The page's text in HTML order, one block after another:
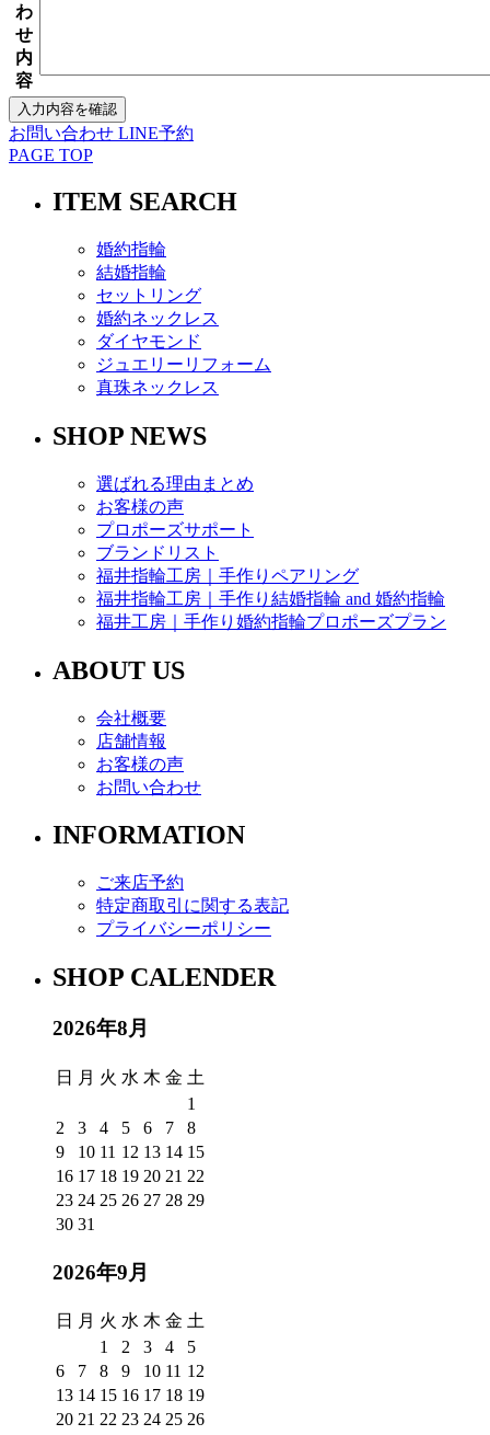
わ
せ
内
容
お問い合わせ LINE予約
PAGE TOP
ITEM SEARCH
婚約指輪
結婚指輪
セットリング
婚約ネックレス
ダイヤモンド
ジュエリーリフォーム
真珠ネックレス
SHOP NEWS
選ばれる理由まとめ
お客様の声
プロポーズサポート
ブランドリスト
福井指輪工房｜手作りペアリング
福井指輪工房｜手作り結婚指輪 and 婚約指輪
福井工房｜手作り婚約指輪プロポーズプラン
ABOUT US
会社概要
店舗情報
お客様の声
お問い合わせ
INFORMATION
ご来店予約
特定商取引に関する表記
プライバシーポリシー
SHOP CALENDER
2026年8月
日 月 火 水 木 金 土
1
2
3 4 5 6 7
8
9
10 11 12 13 14 15
16 17 18 19 20 21 22
23 24 25 26 27 28 29
30 31
2026年9月
日 月 火 水 木 金 土
1
2 3 4
5
6
7 8 9 10 11 12
13 14 15 16 17 18 19
20 21 22 23 24 25 26